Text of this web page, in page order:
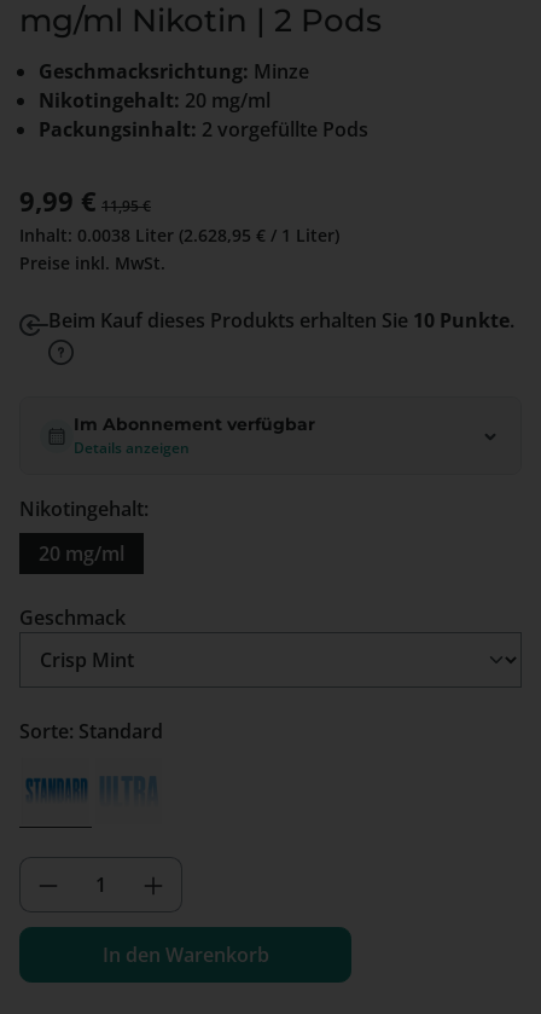
mg/ml Nikotin | 2 Pods
Geschmacksrichtung: Minze
Nikotingehalt: 20 mg/ml
Packungsinhalt: 2 vorgefüllte Pods
Verkaufspreis:
9,99 € Regulärer Preis:
11,95 €
Inhalt: 0.0038 Liter (2.628,95 € / 1 Liter)
Preise inkl. MwSt.
Beim Kauf dieses Produkts erhalten Sie 10 Punkte.
Im Abonnement verfügbar
Details anzeigen
Nikotingehalt:
20 mg/ml
Geschmack
Sorte: Standard
Produkt Anzahl: Gib den
In den Warenkorb